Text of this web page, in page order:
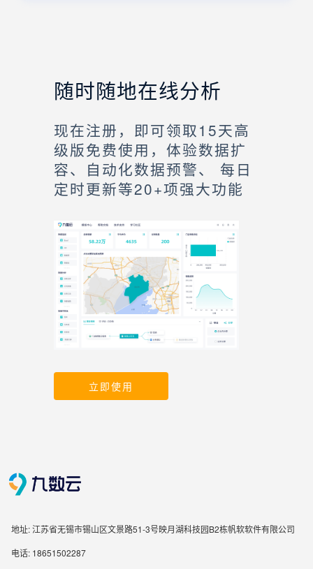
随时随地在线分析
现在注册，即可领取15天高
级版免费使用，体验数据扩
容、自动化数据预警、 每日
定时更新等20+项强大功能
立即使用
地址: 江苏省无锡市锡山区文景路51-3号映月湖科技园B2栋帆软软件有限公司
电话: 18651502287